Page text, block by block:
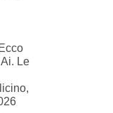
Le